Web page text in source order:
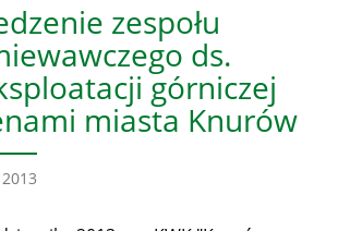
zespołu
ds.
górniczej
miasta Knurów